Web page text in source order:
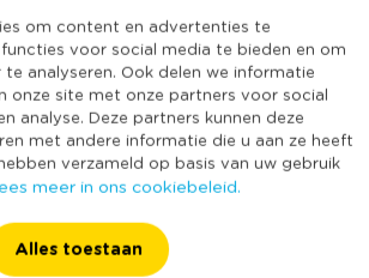
om content en advertenties te
voor social media te bieden en om
analyseren. Ook delen we informatie
onze site met onze partners voor social
analyse. Deze partners kunnen deze
met andere informatie die u aan ze heeft
verzameld op basis van uw gebruik
meer in ons cookiebeleid.
Alles toestaan
vrienden plant of gewoon een
creëren na een lange dag, deze
de perfecte keuze.
8, 5145NP Waalwijk, Nederland
Nee
Glas
7,8
14
Rood
bekend